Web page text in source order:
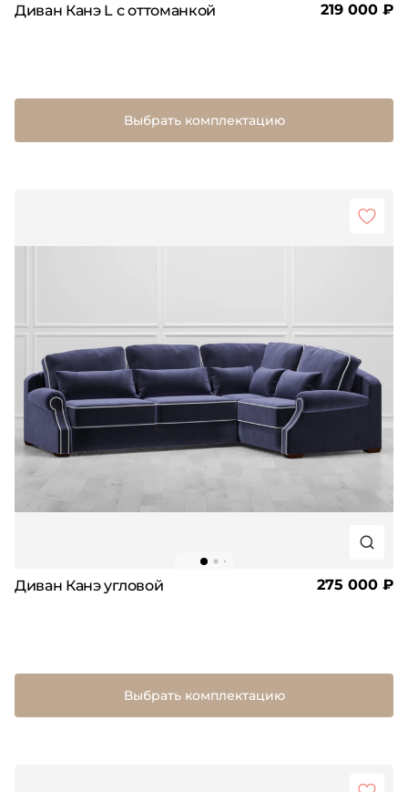
Диван Канэ L с оттоманкой 219 000 ₽
Выбрать комплектацию
Диван Канэ угловой 275 000 ₽
Выбрать комплектацию